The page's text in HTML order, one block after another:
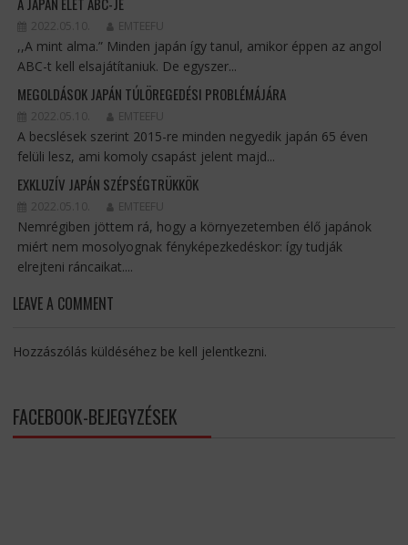
2022.05.10. EMTEEFU
,,A mint alma.” Minden japán így tanul, amikor éppen az angol
ABC-t kell elsajátítaniuk. De egyszer...
MEGOLDÁSOK JAPÁN TÚLÖREGEDÉSI PROBLÉMÁJÁRA
2022.05.10. EMTEEFU
A becslések szerint 2015-re minden negyedik japán 65 éven
felüli lesz, ami komoly csapást jelent majd...
EXKLUZÍV JAPÁN SZÉPSÉGTRÜKKÖK
2022.05.10. EMTEEFU
Nemrégiben jöttem rá, hogy a környezetemben élő japánok
miért nem mosolyognak fényképezkedéskor: így tudják
elrejteni ráncaikat....
LEAVE A COMMENT
Hozzászólás küldéséhez be kell jelentkezni.
FACEBOOK-BEJEGYZÉSEK